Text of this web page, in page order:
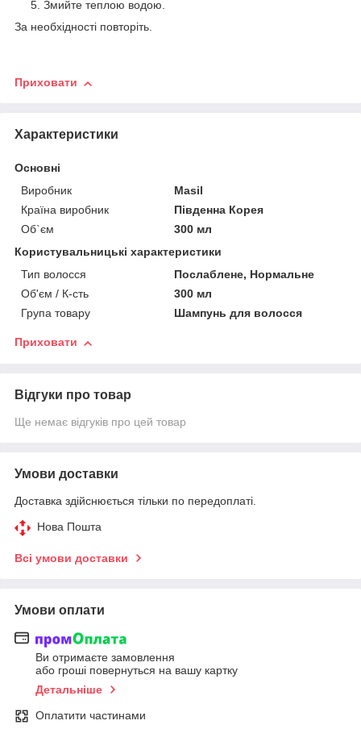
Змийте теплою водою.
За необхідності повторіть.
Приховати
Характеристики
Основні
Виробник
Masil
Країна виробник
Південна Корея
Об`єм
300 мл
Користувальницькі характеристики
Тип волосся
Послаблене, Нормальне
Об'єм / К-сть
300 мл
Група товару
Шампунь для волосся
Приховати
Відгуки про товар
Ще немає відгуків про цей товар
Умови доставки
Доставка здійснюється тільки по передоплаті.
Нова Пошта
Всі умови доставки
Умови оплати
Ви отримаєте замовлення
або гроші повернуться на вашу картку
Детальніше
Оплатити частинами